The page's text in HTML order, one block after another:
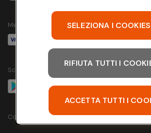
Metodo di pagamento
Scarica l'app
Copyright @ Conad 2024
SELEZIONA I COOKIES
RIFIUTA TUTTI I
ACCETTA TUTTI